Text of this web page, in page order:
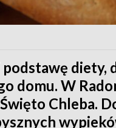
diety,
domu. W
Chleba.